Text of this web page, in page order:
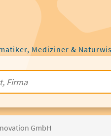
Mediziner &
GmbH